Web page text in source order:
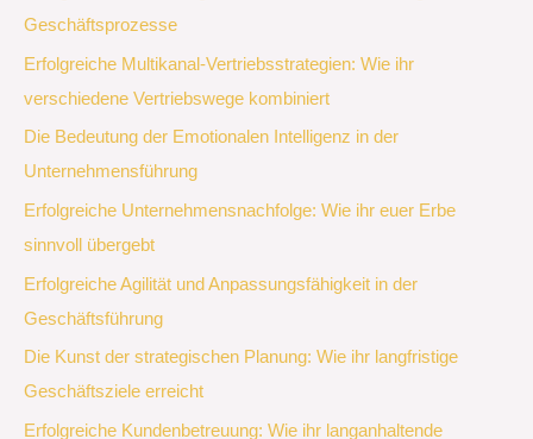
Geschäftsprozesse
Erfolgreiche Multikanal-Vertriebsstrategien: Wie ihr
verschiedene Vertriebswege kombiniert
Die Bedeutung der Emotionalen Intelligenz in der
Unternehmensführung
Erfolgreiche Unternehmensnachfolge: Wie ihr euer Erbe
sinnvoll übergebt
Erfolgreiche Agilität und Anpassungsfähigkeit in der
Geschäftsführung
Die Kunst der strategischen Planung: Wie ihr langfristige
Geschäftsziele erreicht
Erfolgreiche Kundenbetreuung: Wie ihr langanhaltende